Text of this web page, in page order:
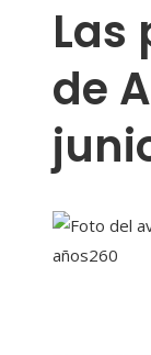
Las
de
años260